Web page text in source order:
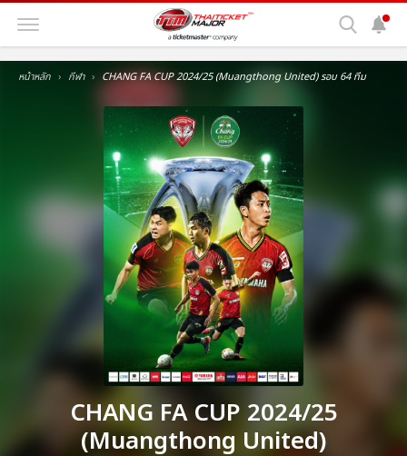
หน้าหลัก กีฬา CHANG FA CUP 2024/25 (Muangthong United) รอบ 64 ทีม
CHANG FA CUP 2024/25
(Muangthong United)